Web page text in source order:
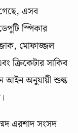
এসব
স্পিকার
মোফাজ্জল
ক্রিকেটার সাকিব
আইন অনুযায়ী শুল্ক
এরশাদ সংসদ